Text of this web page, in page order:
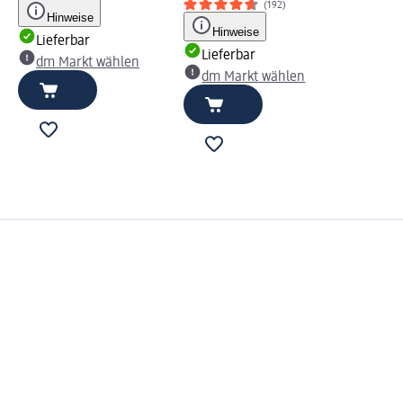
Hinweise
Lieferbar
dm Markt wählen
(192)
Hinweise
Lieferbar
dm Markt wählen